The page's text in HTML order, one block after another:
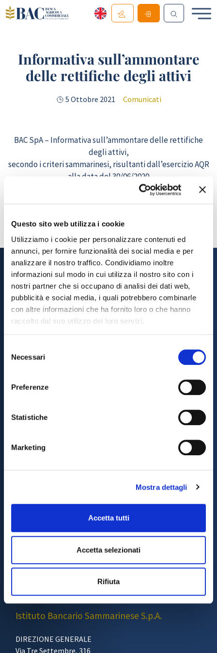
Questo sito web utilizza i cookie
Utilizziamo i cookie per personalizzare contenuti ed
annunci, per fornire funzionalità dei social media e per
analizzare il nostro traffico. Condividiamo inoltre
informazioni sul modo in cui utilizza il nostro sito con i
nostri partner che si occupano di analisi dei dati web,
pubblicità e social media, i quali potrebbero combinarle
con altre informazioni che ha fornito loro o che hanno
raccolto dal suo utilizzo dei loro servizi.
delNecessari
Preferenze
Statistiche
Marketing
Mostra dettagli
Accetta tutti
Accetta selezionati
Rifiuta
Informativa sull’ammontare
delle rettifiche degli attivi
5 Ottobre 2021 Comunicati
BAC SpA – Informativa sull’ammontare delle rettifiche
degli attivi,
secondo i criteri sammarinesi, risultanti dall’esercizio AQR
alla data del 30/06/2020
Scarica l'App
Sempre con te a portata di click!
operazioni bancarie che desideri in modo semplice,
BANCA AGRICOLA COMMERCIALE
Istituto Bancario Sammarinese S.p.A.
DIREZIONE GENERALE
Via Tre Settembre, 316